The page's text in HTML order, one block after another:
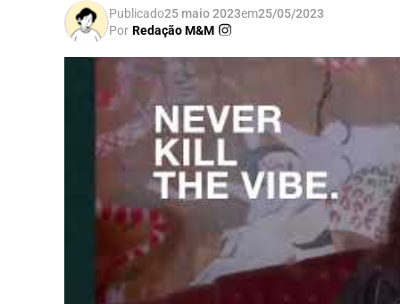
Publicado25 maio 2023em25/05/2023
Por Redação M&M